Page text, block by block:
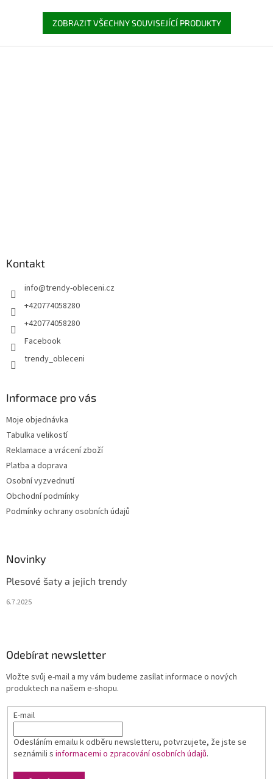
ZOBRAZIT VŠECHNY SOUVISEJÍCÍ PRODUKTY
Kontakt
info@trendy-obleceni.cz
+420774058280
+420774058280
Facebook
trendy_obleceni
Informace pro vás
Moje objednávka
Tabulka velikostí
Reklamace a vrácení zboží
Platba a doprava
Osobní vyzvednutí
Obchodní podmínky
Podmínky ochrany osobních údajů
Novinky
Plesové šaty a jejich trendy
6.7.2025
Odebírat newsletter
Vložte svůj e-mail a my vám budeme zasílat informace o nových
produktech na našem e-shopu.
E-mail
Odesláním emailu k odběru newsletteru, potvrzujete, že jste se
seznámili s informacemi o zpracování osobních údajů.